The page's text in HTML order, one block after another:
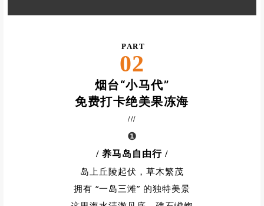
PART
02
烟台“小马代”
免费打卡绝美果冻海
///
❶
/ 养马岛自由行 /
岛上丘陵起伏，草木繁茂
拥有 “一岛三滩” 的独特美景